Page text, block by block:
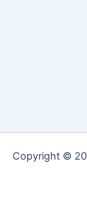
Copyright ©